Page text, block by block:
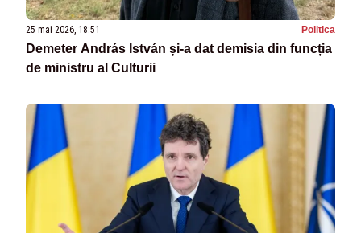
25 mai 2026, 18:51 Politica
Demeter András István și-a dat demisia din funcția
de ministru al Culturii